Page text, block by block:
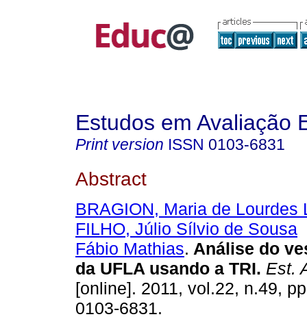
Estudos em Avaliação
Print version ISSN 0103-6831
Abstract
BRAGION, Maria de Lourdes
FILHO, Júlio Sílvio de Sousa
Fábio Mathias. Análise do
da UFLA usando a TRI. Est.
[online]. 2011, vol.22, n.49,
0103-6831.